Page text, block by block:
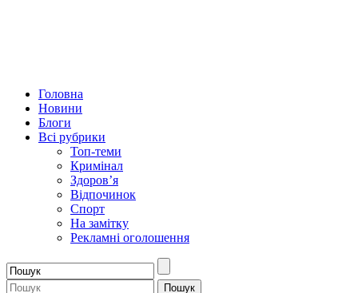
Головна
Новини
Блоги
Всі рубрики
Топ-теми
Кримінал
Здоров’я
Відпочинок
Спорт
На замітку
Рекламні оголошення